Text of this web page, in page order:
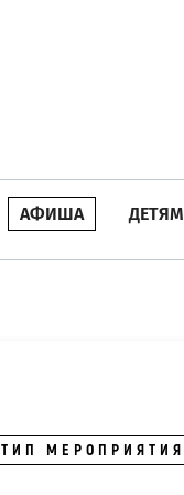
АФИША ДЕТЯМ
ТИП МЕРОПРИЯТИЯ